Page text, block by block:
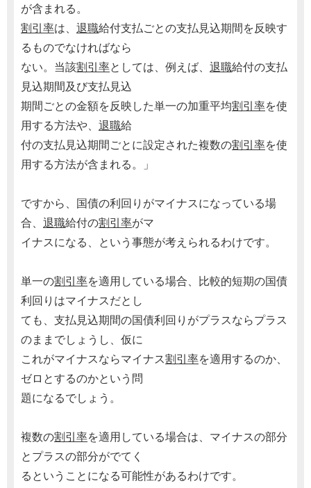
が含まれる。
割引率は、 退職給付支払ごとの支払見込期間を反映す
るものでなければなら
ない。当該割引率としては、例えば、 退職給付の支払
見込期間及び支払見込
期間ごとの金額を反映した単一の加重平均割引率を使
用する方法や、 退職給
付の支払見込期間ごとに設定された複数の割引率を使
用する方法が含まれる。」
ですから、国債の利回りがマイナスになっている場
合、 退職給付の割引率がマ
イナスになる、という事態が考えられるわけです。
単一の割引率を適用している場合、比較的短期の国債
利回りはマイナスだとし
ても、支払見込期間の国債利回りがプラスならプラス
のままでしょうし、仮に
これがマイナスならマイナス割引率を適用するのか、
ゼロとするのかという問
題になるでしょう。
複数の割引率を適用している場合は、マイナスの部分
とプラスの部分がでてく
るということになる可能性があるわけです。